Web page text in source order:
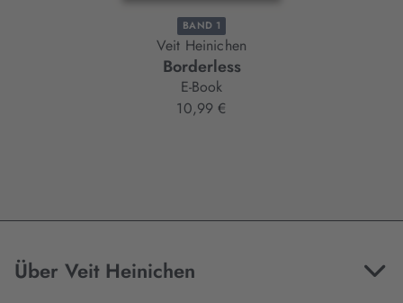
BAND 1
Veit Heinichen
Borderless
E-Book
10,99 €
Über Veit Heinichen